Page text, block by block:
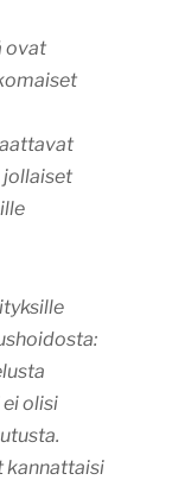
ovat
jollaiset
olisi
kannattaisi